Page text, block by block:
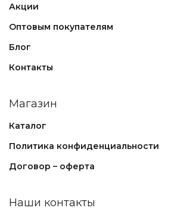
Акции
Оптовым покупателям
Блог
Контакты
Магазин
Каталог
Политика конфиденциальности
Договор – оферта
Наши контакты